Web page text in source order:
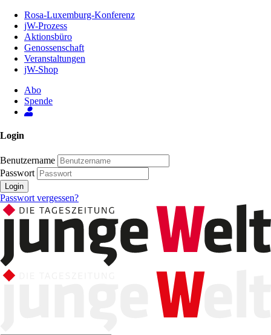
Inhalt
Seite
Rosa-Luxemburg-Konferenz
jW-Prozess
Aktionsbüro
Genossenschaft
Veranstaltungen
jW-Shop
Abo
Spende
Login
Benutzername
Passwort
Login
Passwort vergessen?